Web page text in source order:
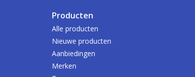
Producten
Alle producten
Nieuwe producten
Aanbiedingen
Merken